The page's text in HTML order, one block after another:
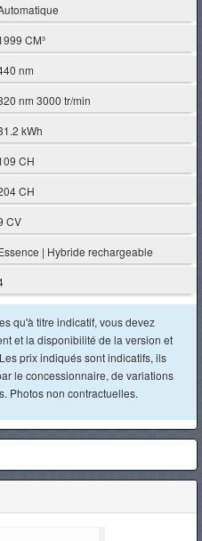
CM³
nm
nm 3000 tr/min
kWh
CH
CH
CV
| Hybride rechargeable
qu'à titre indicatif, vous devez
et la disponibilité de la version et
prix indiqués sont indicatifs, ils
le concessionnaire, de variations
Photos non contractuelles.